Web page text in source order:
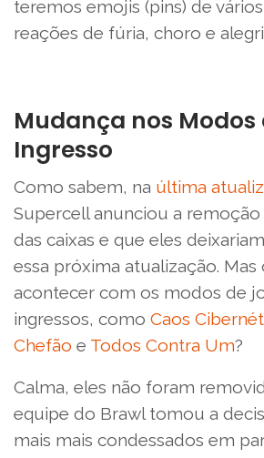
teremos emojis (pins) de
reações de fúria, choro e
Mudança nos Modos
Ingresso
Como sabem, na última
Supercell anunciou a remoção
das caixas e que eles
essa próxima atualização. Mas
acontecer com os modos de
ingressos, como Caos
Chefão e Todos Contra Um?
Calma, eles não foram
equipe do Brawl tomou a
mais mais condessados em